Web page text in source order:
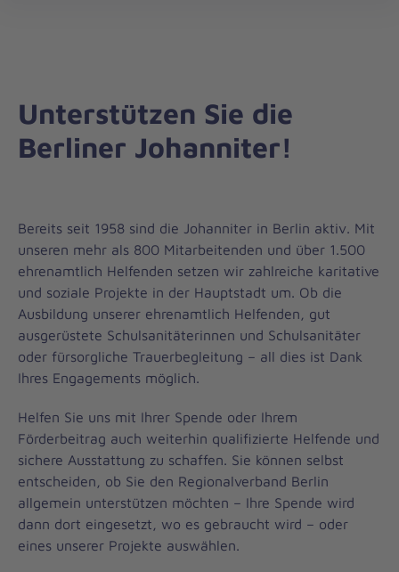
Unterstützen Sie die
Berliner Johanniter!
Bereits seit 1958 sind die Johanniter in Berlin aktiv. Mit
unseren mehr als 800 Mitarbeitenden und über 1.500
ehrenamtlich Helfenden setzen wir zahlreiche karitative
und soziale Projekte in der Hauptstadt um. Ob die
Ausbildung unserer ehrenamtlich Helfenden, gut
ausgerüstete Schulsanitäterinnen und Schulsanitäter
oder fürsorgliche Trauerbegleitung – all dies ist Dank
Ihres Engagements möglich.
Helfen Sie uns mit Ihrer Spende oder Ihrem
Förderbeitrag auch weiterhin qualifizierte Helfende und
sichere Ausstattung zu schaffen. Sie können selbst
entscheiden, ob Sie den Regionalverband Berlin
allgemein unterstützen möchten – Ihre Spende wird
dann dort eingesetzt, wo es gebraucht wird – oder
eines unserer Projekte auswählen.